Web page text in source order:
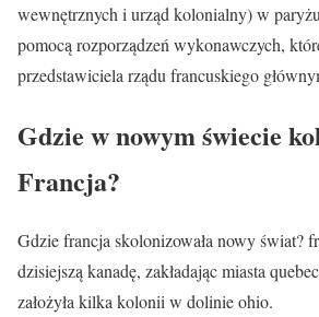
wewnętrznych i urząd kolonialny) w
pomocą rozporządzeń wykonawczych,
przedstawiciela rządu francuskiego
Gdzie w nowym świecie
Francja?
Gdzie francja skolonizowała nowy świat?
dzisiejszą kanadę, zakładając miasta
założyła kilka kolonii w dolinie ohio.